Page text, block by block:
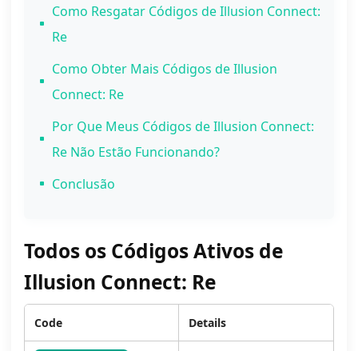
Como Resgatar Códigos de Illusion Connect:
Re
Como Obter Mais Códigos de Illusion
Connect: Re
Por Que Meus Códigos de Illusion Connect:
Re Não Estão Funcionando?
Conclusão
Todos os Códigos Ativos de
Illusion Connect: Re
Code Details